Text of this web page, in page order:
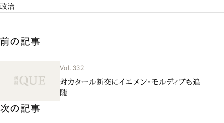
政治
前の記事
Vol. 332
対カタール断交にイエメン・モルディブも追
随
次の記事